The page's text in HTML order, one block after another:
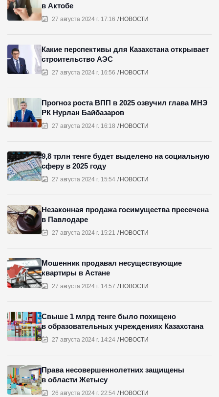
27 августа 2024 г. 17:16 НОВОСТИ
в Актобе
27 августа 2024 г. 16:56 НОВОСТИ
Какие перспективы для Казахстана открывает
строительство АЭС
27 августа 2024 г. 16:18 НОВОСТИ
Прогноз роста ВПП в 2025 озвучил глава МНЭ
РК Нурлан Байбазаров
27 августа 2024 г. 15:54 НОВОСТИ
9,8 трлн тенге будет выделено на социальную
сферу в 2025 году
27 августа 2024 г. 15:21 НОВОСТИ
Незаконная продажа госимущества пресечена
в Павлодаре
27 августа 2024 г. 14:57 НОВОСТИ
Мошенник продавал несуществующие
квартиры в Астане
27 августа 2024 г. 14:24 НОВОСТИ
Свыше 1 млрд тенге было похищено
в образовательных учреждениях Казахстана
26 августа 2024 г. 22:54 НОВОСТИ
Права несовершеннолетних защищены
в области Жетысу